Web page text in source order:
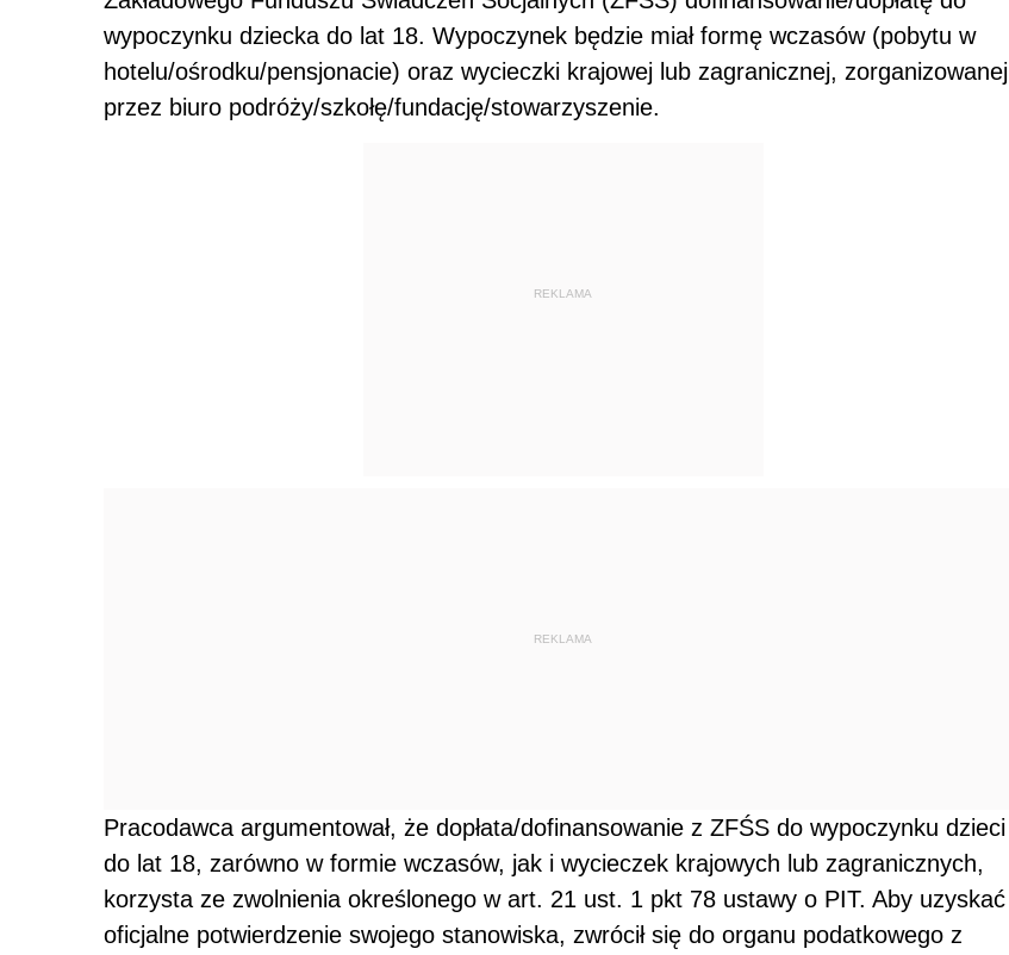
wypoczynku dziecka do lat 18. Wypoczynek będzie miał formę wczasów (pobytu w
hotelu/ośrodku/pensjonacie) oraz wycieczki krajowej lub zagranicznej, zorganizowanej
przez biuro podróży/szkołę/fundację/stowarzyszenie.
REKLAMA
REKLAMA
Pracodawca argumentował, że dopłata/dofinansowanie z ZFŚS do wypoczynku dzieci
do lat 18, zarówno w formie wczasów, jak i wycieczek krajowych lub zagranicznych,
korzysta ze zwolnienia określonego w art. 21 ust. 1 pkt 78 ustawy o PIT. Aby uzyskać
oficjalne potwierdzenie swojego stanowiska, zwrócił się do organu podatkowego z